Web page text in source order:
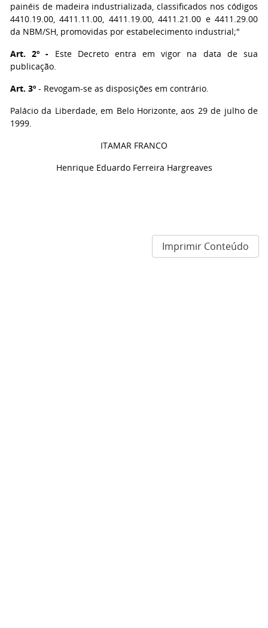
painéis de madeira industrializada, classificados nos códigos
4410.19.00, 4411.11.00, 4411.19.00, 4411.21.00 e 4411.29.00
da NBM/SH, promovidas por estabelecimento industrial;"
Art. 2º - Este Decreto entra em vigor na data de sua
publicação.
Art. 3º - Revogam-se as disposições em contrário.
Palácio da Liberdade, em Belo Horizonte, aos 29 de julho de
1999.
ITAMAR FRANCO
Henrique Eduardo Ferreira Hargreaves
Imprimir Conteúdo